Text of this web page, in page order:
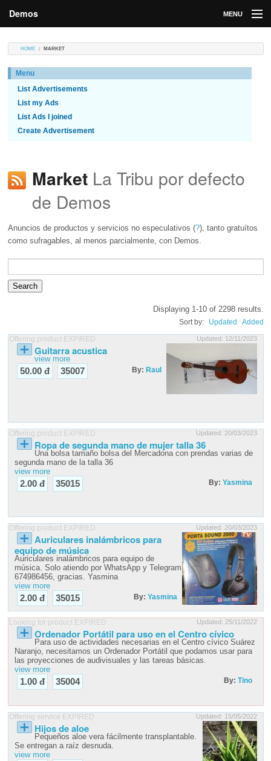
Demos MENU
Market
Contributors
HOME MARKET
Menu
List Advertisements
List my Ads
List Ads I joined
Create Advertisement
MarketLa Tribu por defecto
de Demos
Anuncios de productos y servicios no especulativos (?), tanto gratuítos
como sufragables, al menos parcialmente, con Demos.
Displaying 1-10 of 2298 results.
Sort by: Updated
Added
Offering product EXPIRED
Updated: 12/11/2023
Guitarra acustica
view more
50.00 đ 35007 By: Raul
Offering product EXPIRED Updated: 20/03/2023
Ropa de segunda mano de mujer talla 36
Una bolsa tamaño bolsa del Mercadona con prendas varias de
segunda mano de la talla 36
view more
2.00 đ 35015 By: Yasmina
Offering product EXPIRED Updated: 20/03/2023
Auriculares inalámbricos para
equipo de música
Auriculares inalámbricos para equipo de
música. Solo atiendo por WhatsApp y Telegram
674986456, gracias. Yasmina
view more
2.00 đ 35015 By: Yasmina
Looking for product EXPIRED Updated: 25/11/2022
Ordenador Portátil para uso en el Centro cívico
Para uso de actividades necesarias en el Centro cívico Suárez
Naranjo, necesitamos un Ordenador Portátil que podamos usar para
view more
1.00 đ 35004 By: Tino
Offering service EXPIRED Updated: 15/05/2022
Hijos de aloe
Pequeños aloe vera fácilmente transplantable.
Se entregan a raíz desnuda.
view more